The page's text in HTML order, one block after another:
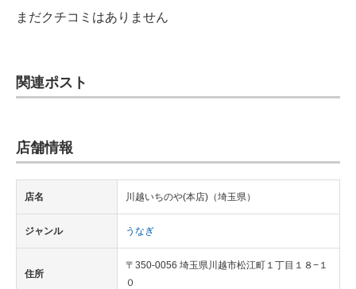
ちょっと気になるネットの話題
まだクチコミはありません
関連ポスト
店舗情報
店名 川越いちのや(本店)（埼玉県）
ジャンル うなぎ
住所
〒350-0056 埼玉県川越市松江町１丁目１８−１
０